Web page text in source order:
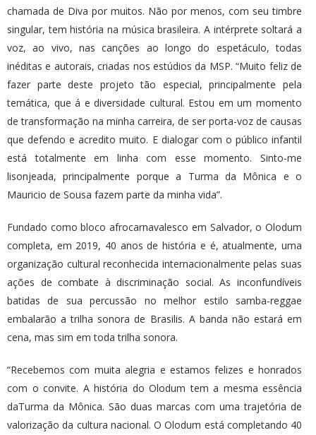
chamada de Diva por muitos. Não por menos, com seu timbre
singular, tem história na música brasileira. A intérprete soltará a
voz, ao vivo, nas canções ao longo do espetáculo, todas
inéditas e autorais, criadas nos estúdios da MSP. “Muito feliz de
fazer parte deste projeto tão especial, principalmente pela
temática, que á e diversidade cultural. Estou em um momento
de transformação na minha carreira, de ser porta-voz de causas
que defendo e acredito muito. E dialogar com o público infantil
está totalmente em linha com esse momento. Sinto-me
lisonjeada, principalmente porque a Turma da Mônica e o
Mauricio de Sousa fazem parte da minha vida”.
Fundado como bloco afrocarnavalesco em Salvador, o Olodum
completa, em 2019, 40 anos de história e é, atualmente, uma
organização cultural reconhecida internacionalmente pelas suas
ações de combate à discriminação social. As inconfundíveis
batidas de sua percussão no melhor estilo samba-reggae
embalarão a trilha sonora de Brasilis. A banda não estará em
cena, mas sim em toda trilha sonora.
“Recebemos com muita alegria e estamos felizes e honrados
com o convite. A história do Olodum tem a mesma essência
daTurma da Mônica. São duas marcas com uma trajetória de
valorização da cultura nacional. O Olodum está completando 40